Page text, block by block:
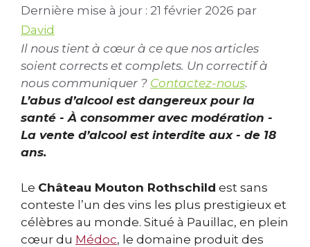
Dernière mise à jour : 21 février 2026 par
David
Il nous tient à cœur à ce que nos articles
soient corrects et complets. Un correctif à
nous communiquer ? Contactez-nous.
L’abus d’alcool est dangereux pour la
santé - À consommer avec modération -
La vente d’alcool est interdite aux - de 18
ans.
Le Château Mouton Rothschild est sans
conteste l’un des vins les plus prestigieux et
célèbres au monde. Situé à Pauillac, en plein
cœur du Médoc, le domaine produit des